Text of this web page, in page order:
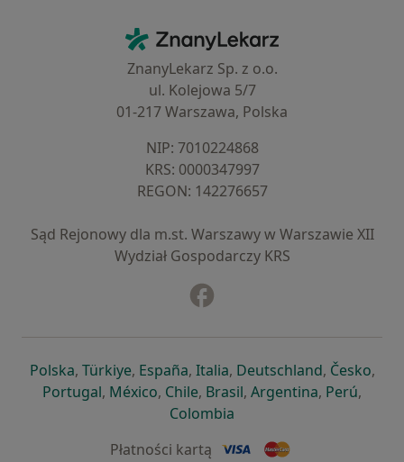
ZnanyLekarz - Strona główna
ZnanyLekarz Sp. z o.o.
ul. Kolejowa 5/7
01-217 Warszawa, Polska
NIP: ⁠7010224868
KRS: ⁠0000347997
REGON: ⁠142276657
Sąd Rejonowy dla m.st. Warszawy w Warszawie XII
Wydział Gospodarczy KRS
Polskaotwiera się w nowej karcie
, Türkiyeotwiera się w nowej karcie
, Españaotwiera się w nowej karcie
, Italiaotwiera się w nowej
, Deutschlandotwiera się
, Česko,
Portugalotwiera się w nowej karcie
, Méxicootwiera się w nowej karcie
, Chileotwiera się w nowej karcie
, Brasilotwiera się w nowej
, Argentinaotwiera się
, Perú,
Colombia
Płatności kartą